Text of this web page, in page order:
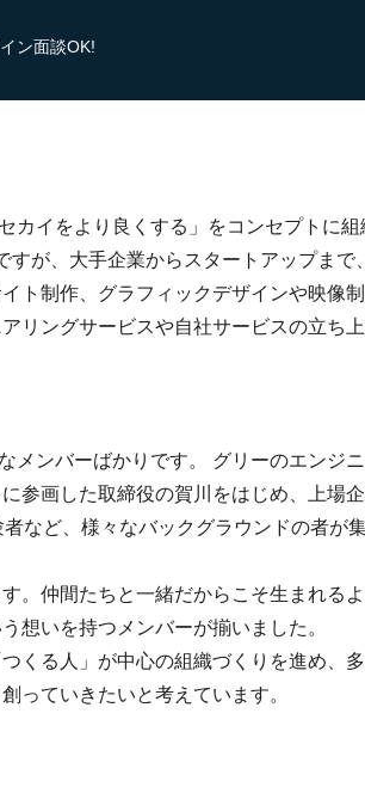
ン面談OK!
カイをより良くする」をコンセプトに組
が、大手企業からスタートアップまで
ト制作、グラフィックデザインや映像
リングサービスや自社サービスの立ち
メンバーばかりです。 グリーのエンジ
参画した取締役の賀川をはじめ、上場
など、様々なバックグラウンドの者が
。仲間たちと一緒だからこそ生まれる
想いを持つメンバーが揃いました。
くる人」が中心の組織づくりを進め、
っていきたいと考えています。